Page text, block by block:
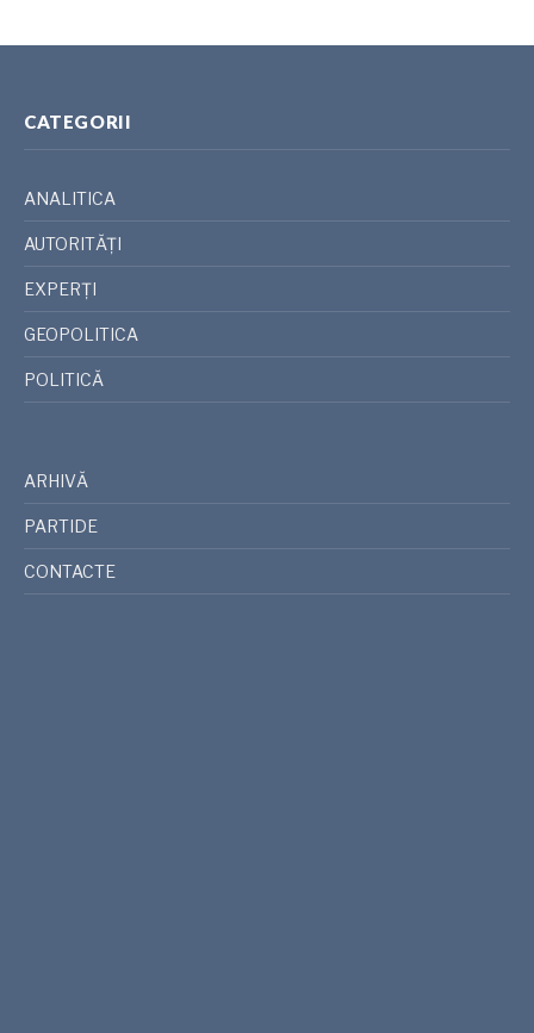
CATEGORII
ANALITICA
AUTORITĂȚI
EXPERȚI
GEOPOLITICA
POLITICĂ
ARHIVĂ
PARTIDE
CONTACTE